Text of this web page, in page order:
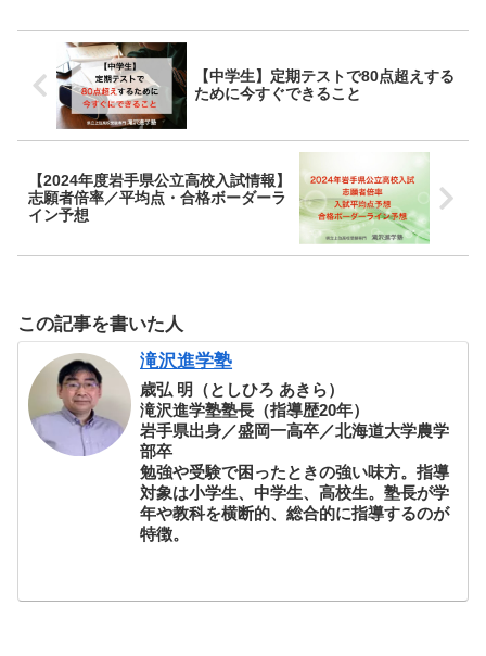
【中学生】定期テストで80点超えする
ために今すぐできること
【2024年度岩手県公立高校入試情報】
志願者倍率／平均点・合格ボーダーラ
イン予想
この記事を書いた人
滝沢進学塾
歳弘 明（としひろ あきら）
滝沢進学塾塾長（指導歴20年）
岩手県出身／盛岡一高卒／北海道大学農学
部卒
勉強や受験で困ったときの強い味方。指導
対象は小学生、中学生、高校生。塾長が学
年や教科を横断的、総合的に指導するのが
特徴。